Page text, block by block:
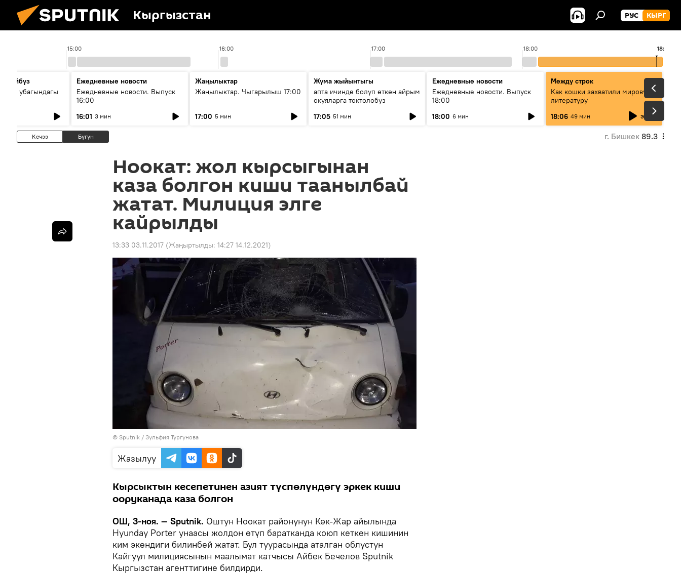
Кыргызстан РУС КЫРГ
15:00 16:00 17:00 18:00 18:52
өз убагындагы
Ежедневные новости
Ежедневные новости. Выпуск
16:00
16:01 3 мин
Жаңылыктар
Жаңылыктар. Чыгарылыш 17:00
17:00 5 мин
Жума жыйынтыгы
апта ичинде болуп өткөн айрым
окуяларга токтолобуз
17:05 51 мин
Ежедневные новости
Ежедневные новости. Выпуск
18:00
18:00 6 мин
Между строк
Как кошки захватили мировую
литературу
18:06 49 мин эфир
Кечээ Бүгүн г. Бишкек 89.3
Ноокат: жол кырсыгынан
каза болгон киши таанылбай
жатат. Милиция элге
кайрылды
13:33 03.11.2017 (Жаңыртылды: 14:27 14.12.2021)
© Sputnik / Зульфия Тургунова
Жазылуу
Кырсыктын кесепетинен азият түспөлүндөгү эркек киши
ооруканада каза болгон
ОШ, 3-ноя. — Sputnik. Оштун Ноокат районунун Көк-Жар айылында
Hyunday Porter унаасы жолдон өтүп баратканда коюп кеткен кишинин
ким экендиги билинбей жатат. Бул туурасында аталган облустун
Кайгуул милициясынын маалымат катчысы Айбек Бечелов Sputnik
Кыргызстан агенттигине билдирди.